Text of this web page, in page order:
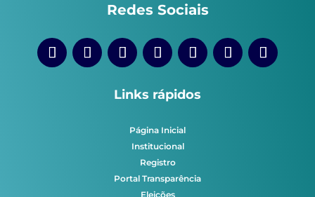
Redes Sociais
Links rápidos
Página Inicial
Institucional
Registro
Portal Transparência
Eleições